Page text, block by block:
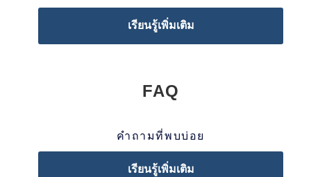
เรียนรู้เพิ่มเติม
FAQ
คำถามที่พบบ่อย
เรียนรู้เพิ่มเติม